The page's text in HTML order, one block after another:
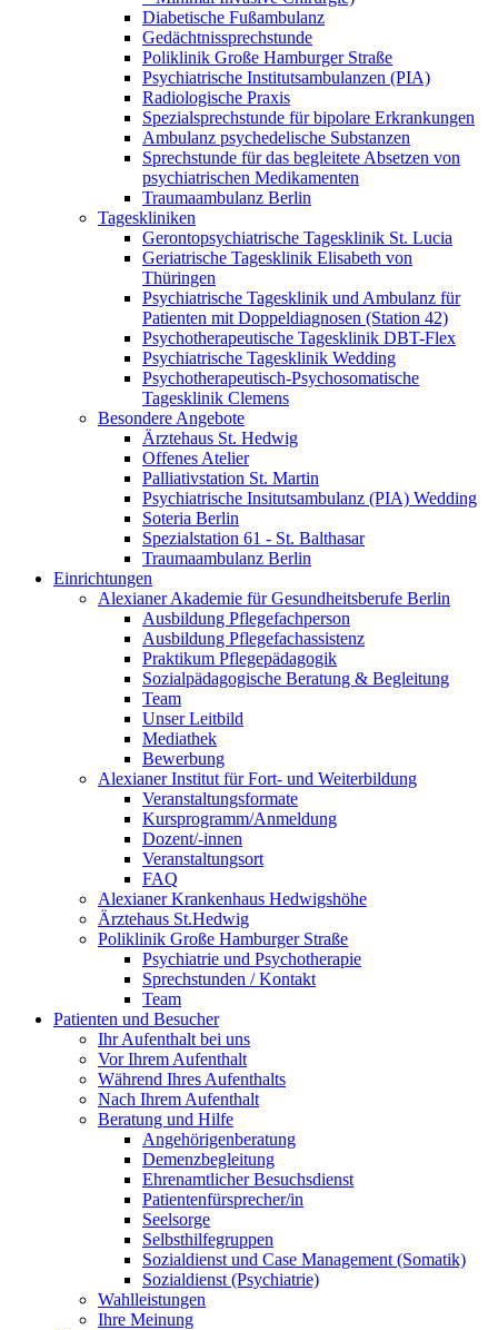
Diabetische Fußambulanz
Gedächtnissprechstunde
Poliklinik Große Hamburger Straße
Psychiatrische Institutsambulanzen (PIA)
Radiologische Praxis
Spezialsprechstunde für bipolare Erkrankungen
Ambulanz psychedelische Substanzen
Sprechstunde für das begleitete Absetzen von
psychiatrischen Medikamenten
Traumaambulanz Berlin
Tageskliniken
Gerontopsychiatrische Tagesklinik St. Lucia
Geriatrische Tagesklinik Elisabeth von
Thüringen
Psychiatrische Tagesklinik und Ambulanz für
Patienten mit Doppeldiagnosen (Station 42)
Psychotherapeutische Tagesklinik DBT-Flex
Psychiatrische Tagesklinik Wedding
Psychotherapeutisch-Psychosomatische
Tagesklinik Clemens
Besondere Angebote
Ärztehaus St. Hedwig
Offenes Atelier
Palliativstation St. Martin
Psychiatrische Insitutsambulanz (PIA) Wedding
Soteria Berlin
Spezialstation 61 - St. Balthasar
Traumaambulanz Berlin
Einrichtungen
Alexianer Akademie für Gesundheitsberufe Berlin
Ausbildung Pflegefachperson
Ausbildung Pflegefachassistenz
Praktikum Pflegepädagogik
Sozialpädagogische Beratung & Begleitung
Team
Unser Leitbild
Mediathek
Bewerbung
Alexianer Institut für Fort- und Weiterbildung
Veranstaltungsformate
Kursprogramm/Anmeldung
Dozent/-innen
Veranstaltungsort
FAQ
Alexianer Krankenhaus Hedwigshöhe
Ärztehaus St.Hedwig
Poliklinik Große Hamburger Straße
Psychiatrie und Psychotherapie
Sprechstunden / Kontakt
Team
Patienten und Besucher
Ihr Aufenthalt bei uns
Vor Ihrem Aufenthalt
Während Ihres Aufenthalts
Nach Ihrem Aufenthalt
Beratung und Hilfe
Angehörigenberatung
Demenzbegleitung
Ehrenamtlicher Besuchsdienst
Patientenfürsprecher/in
Seelsorge
Selbsthilfegruppen
Sozialdienst und Case Management (Somatik)
Sozialdienst (Psychiatrie)
Wahlleistungen
Ihre Meinung